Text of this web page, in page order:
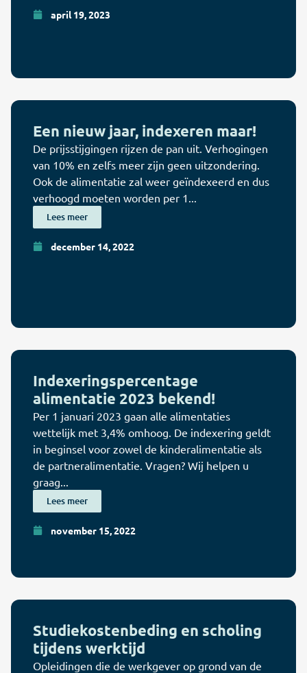
april 19, 2023
Een nieuw jaar, indexeren maar!
De prijsstijgingen rijzen de pan uit. Verhogingen
van 10% en zelfs meer zijn geen uitzondering.
Ook de alimentatie zal weer geïndexeerd en dus
verhoogd moeten worden per 1...
Lees meer
december 14, 2022
Indexeringspercentage
alimentatie 2023 bekend!
Per 1 januari 2023 gaan alle alimentaties
wettelijk met 3,4% omhoog. De indexering geldt
in beginsel voor zowel de kinderalimentatie als
de partneralimentatie. Vragen? Wij helpen u
graag...
Lees meer
november 15, 2022
Studiekostenbeding en scholing
tijdens werktijd
Opleidingen die de werkgever op grond van de